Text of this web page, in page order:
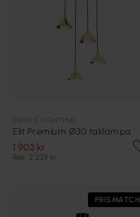
Elit Premium Ø30 taklampa
1 903 kr
Rek. 2 239 kr
PRISMATCH